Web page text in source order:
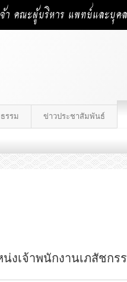
คณะผู้บริหาร แพทย์และบุค
รรม ข่าวประชาสัมพันธ์
งเจ้าพนักงานเภสัชกร